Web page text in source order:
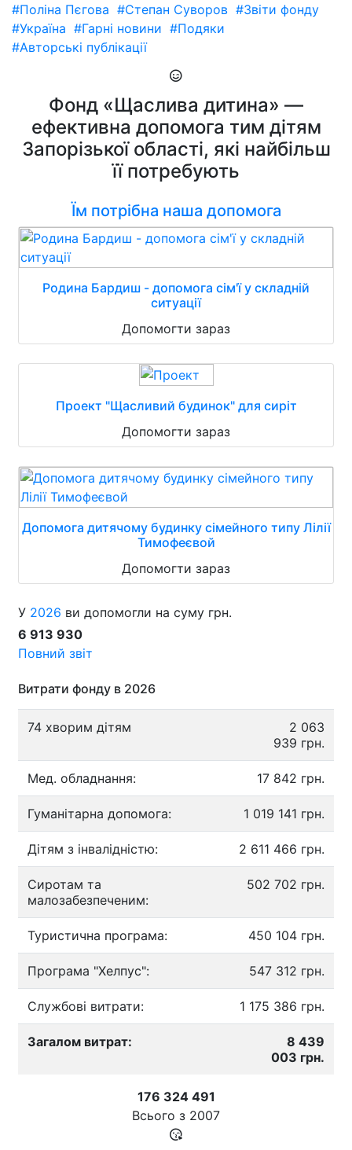
#Поліна Пєгова #Степан Суворов #Звіти фонду
#Україна #Гарні новини #Подяки
#Авторські публікації
Фонд «Щаслива дитина» —
ефективна допомога тим дітям
Запорізької області, які найбільш
її потребують
Їм потрібна наша допомога
Родина Бардиш - допомога сім'ї у складній
ситуації
Допомогти зараз
Проект "Щасливий будинок" для сиріт
Допомогти зараз
Допомога дитячому будинку сімейного типу Лілії
Тимофеєвой
Допомогти зараз
У 2026 ви допомогли на суму грн.
6 913 930
Повний звіт
Витрати фонду в 2026
74 хворим дітям
2 063
939 грн.
Мед. обладнання: 17 842 грн.
Гуманітарна допомога: 1 019 141 грн.
Дітям з інвалідністю: 2 611 466 грн.
Сиротам та
малозабезпеченим:
502 702 грн.
Туристична програма: 450 104 грн.
Програма "Хелпус": 547 312 грн.
Службові витрати: 1 175 386 грн.
Загалом витрат:
8 439
003 грн.
176 324 491
Всього з 2007